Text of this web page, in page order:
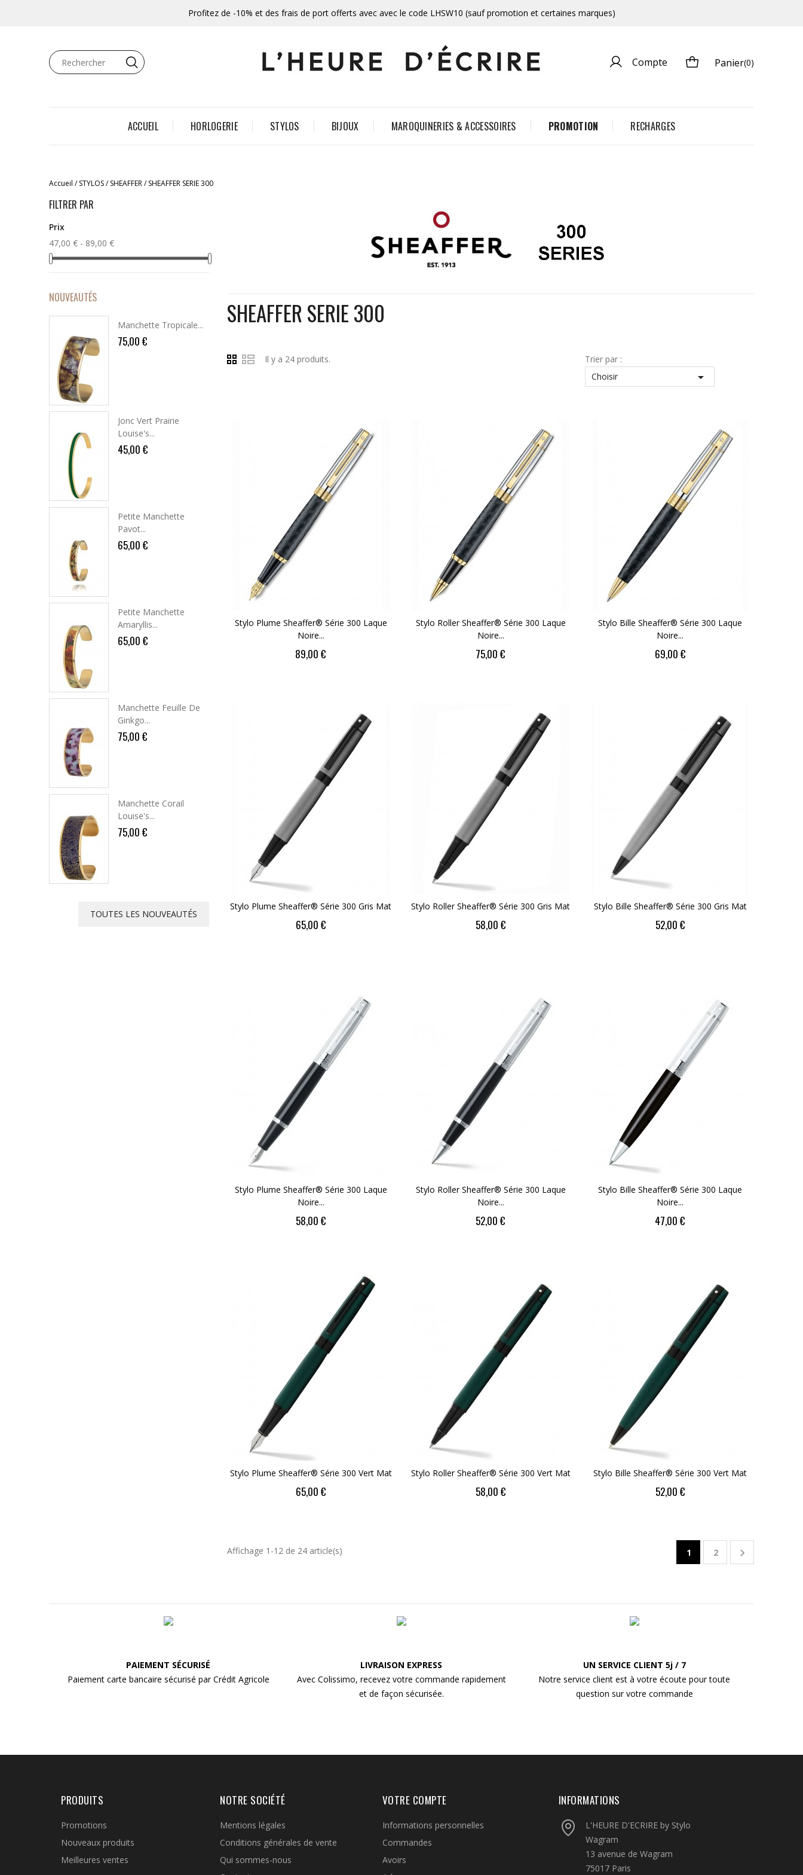
Profitez de -10% et des frais de port offerts avec avec le code LHSW10 (sauf promotion et certaines marques)
Compte Panier(0)
ACCUEIL HORLOGERIE STYLOS BIJOUX MAROQUINERIES & ACCESSOIRES PROMOTION RECHARGES
Accueil STYLOS SHEAFFER SHEAFFER SERIE 300
FILTRER PAR
Prix
47,00 € - 89,00 €
NOUVEAUTÉS
Manchette Tropicale...
75,00 €
Jonc Vert Prairie
Louise's...
45,00 €
Petite Manchette
Pavot...
65,00 €
Petite Manchette
Amaryllis...
65,00 €
Manchette Feuille De
Ginkgo...
75,00 €
Manchette Corail
Louise's...
75,00 €
TOUTES LES NOUVEAUTÉS
SHEAFFER SERIE 300
Il y a 24 produits.
Trier par :
Choisir

Stylo Plume Sheaffer® Série 300 Laque
Noire...
89,00 €
Stylo Roller Sheaffer® Série 300 Laque
Noire...
75,00 €
Stylo Bille Sheaffer® Série 300 Laque
Noire...
69,00 €
Stylo Plume Sheaffer® Série 300 Gris Mat
65,00 €
Stylo Roller Sheaffer® Série 300 Gris Mat
58,00 €
Stylo Bille Sheaffer® Série 300 Gris Mat
52,00 €
Stylo Plume Sheaffer® Série 300 Laque
Noire...
58,00 €
Stylo Roller Sheaffer® Série 300 Laque
Noire...
52,00 €
Stylo Bille Sheaffer® Série 300 Laque
Noire...
47,00 €
Stylo Plume Sheaffer® Série 300 Vert Mat
65,00 €
Stylo Roller Sheaffer® Série 300 Vert Mat
58,00 €
Stylo Bille Sheaffer® Série 300 Vert Mat
52,00 €
Affichage 1-12 de 24 article(s) 1 2 
PAIEMENT SÉCURISÉ
Paiement carte bancaire sécurisé par Crédit Agricole
LIVRAISON EXPRESS
Avec Colissimo, recevez votre commande rapidement
et de façon sécurisée.
UN SERVICE CLIENT 5j / 7
Notre service client est à votre écoute pour toute
question sur votre commande
PRODUITS
Promotions
Nouveaux produits
Meilleures ventes
NOTRE SOCIÉTÉ
Mentions légales
Conditions générales de vente
Qui sommes-nous
VOTRE COMPTE
Informations personnelles
Commandes
Avoirs
INFORMATIONS
L'HEURE D'ECRIRE by Stylo
Wagram
13 avenue de Wagram
75017 Paris